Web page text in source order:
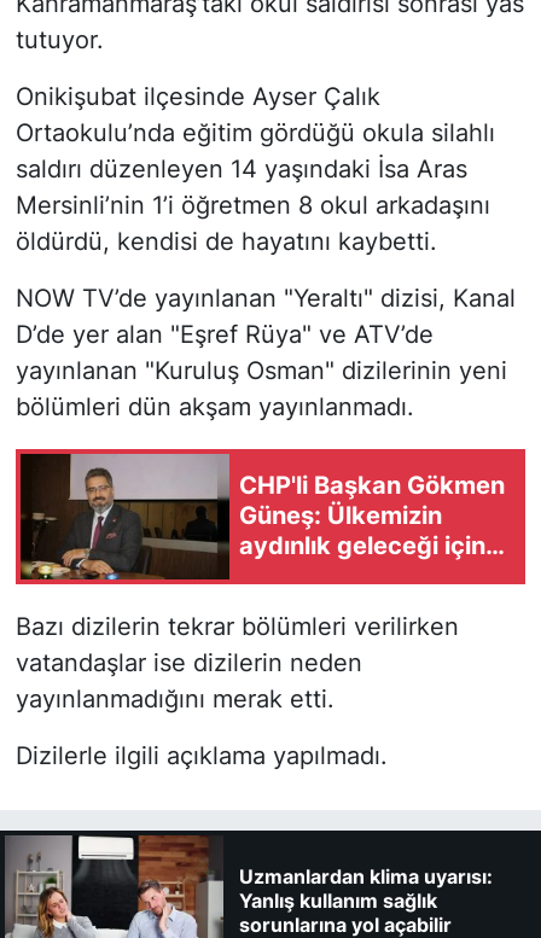
tutuyor.
Onikişubat ilçesinde Ayser Çalık
Ortaokulu’nda eğitim gördüğü okula silahlı
saldırı düzenleyen 14 yaşındaki İsa Aras
Mersinli’nin 1’i öğretmen 8 okul arkadaşını
öldürdü, kendisi de hayatını kaybetti.
NOW TV’de yayınlanan "Yeraltı" dizisi, Kanal
D’de yer alan "Eşref Rüya" ve ATV’de
yayınlanan "Kuruluş Osman" dizilerinin yeni
bölümleri dün akşam yayınlanmadı.
CHP'li Başkan Gökmen
Güneş: Ülkemizin
aydınlık geleceği için
Bazı dizilerin tekrar bölümleri verilirken
vatandaşlar ise dizilerin neden
yayınlanmadığını merak etti.
Dizilerle ilgili açıklama yapılmadı.
Uzmanlardan klima uyarısı:
Yanlış kullanım sağlık
sorunlarına yol açabilir